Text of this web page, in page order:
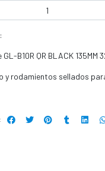
B10R QR BLACK 135MM
y rodamientos sellados